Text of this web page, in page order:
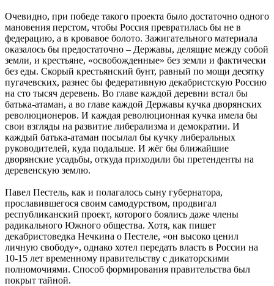
Очевидно, при победе такого проекта было достаточно одного
мановения перстом, чтобы Россия превратилась бы не в
федерацию, а в кровавое болото. Зажигательного материала
оказалось бы предостаточно – Державы, делящие между собой
земли, и крестьяне, «освобожденные» без земли и фактически
без еды. Скорый крестьянский бунт, равный по мощи десятку
пугачевских, разнес бы федеративную декабристскую Россию
на сто тысяч деревень. Во главе каждой деревни встал бы
батька-атаман, а во главе каждой Державы кучка дворянских
революционеров. И каждая революционная кучка имела бы
свои взгляды на развитие либерализма и демократии. И
каждый батька-атаман посылал бы кучку либеральных
руководителей, куда подальше. И жёг бы ближайшие
дворянские усадьбы, откуда приходили бы претенденты на
деревенскую землю.
Павел Пестель, как и полагалось сыну губернатора,
прославившегося своим самодурством, продвигал
республиканский проект, которого боялись даже члены
радикального Южного общества. Хотя, как пишет
декабристоведка Нечкина о Пестеле, «он высоко ценил
личную свободу», однако хотел передать власть в России на
10-15 лет временному правительству с дикаторскими
полномочиями. Способ формирования правительства был
покрыт тайной.